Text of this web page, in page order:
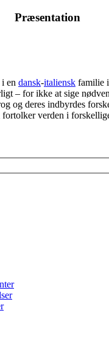
Præsentation
en dansk-italiensk familie
– for ikke at sige
og deres indbyrdes
verden i